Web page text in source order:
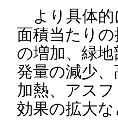
より具体的
面積当たり
の増加、緑
発量の減少
加熱、アス
効果の拡大